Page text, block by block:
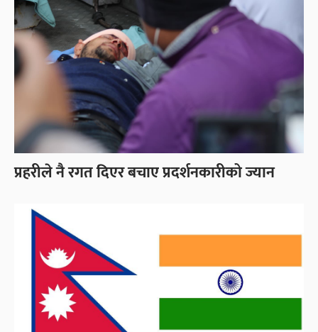
प्रहरीले नै रगत दिएर बचाए प्रदर्शनकारीको ज्यान